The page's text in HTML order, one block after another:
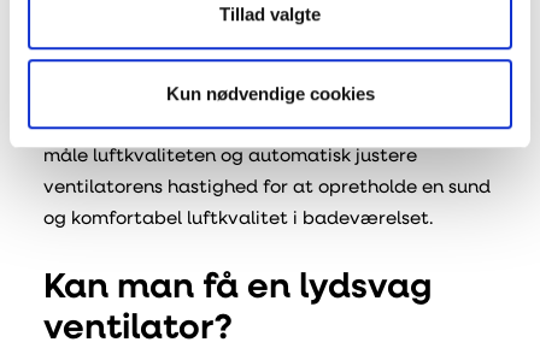
Tillad valgte
Kun nødvendige cookies
brug af badeværelset. Dette kan spare energi og
reducere støjniveauet i hjemmet.
Sensorfunktionen i en badeværelsesventilator kan
måle luftkvaliteten og automatisk justere
ventilatorens hastighed for at opretholde en sund
og komfortabel luftkvalitet i badeværelset.
Kan man få en lydsvag
ventilator?